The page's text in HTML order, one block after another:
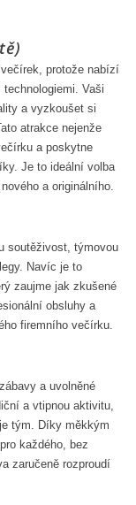
protože nabízí
Vaši
a vyzkoušet si
atrakce nejenže
a poskytne
Je to ideální volba
a originálního.
soutěživost, týmovou
Navíc je to
zaujme jak zkušené
obsluhy a
firemního večírku.
a uvolněné
a vtipnou aktivitu,
tým. Díky měkkým
každého, bez
zaručeně rozproudí